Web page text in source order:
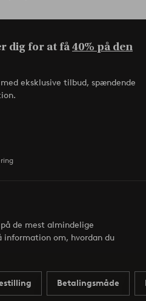
dig for at få40% på den
eksklusive tilbud, spændende
de mest almindelige
information om, hvordan du
Betalingsmåde